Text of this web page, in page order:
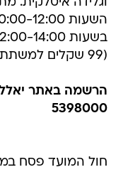
בשעות 12:00-14:00
(99 שקלים למשתתף)
5398000
חול המועד פסח